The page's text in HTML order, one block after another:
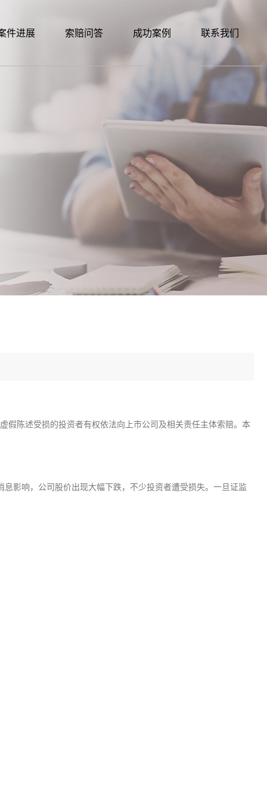
件进展 索赔问答 成功案例 联系我们
假陈述受损的投资者有权依法向上市公司及相关责任主体索赔。本
影响，公司股价出现大幅下跌，不少投资者遭受损失。一旦证监